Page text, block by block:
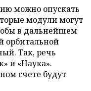
можно опускать
модули могут
в дальнейшем
орбитальной
Так, речь
и «Наука».
счете будут